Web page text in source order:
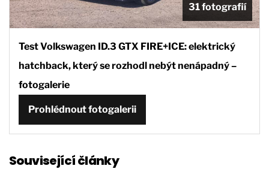
31 fotografií
Test Volkswagen ID.3 GTX FIRE+ICE: elektrický
hatchback, který se rozhodl nebýt nenápadný –
fotogalerie
Prohlédnout fotogalerii
Související články